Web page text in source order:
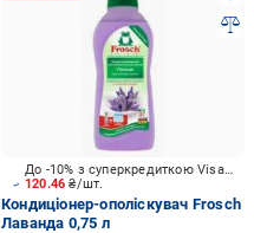
120.46₴/шт.
До -10% з суперкредиткою Visa Вигода
Кондиціонер-ополіскувач Frosch
Лаванда 0,75 л